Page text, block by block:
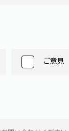
ご意見